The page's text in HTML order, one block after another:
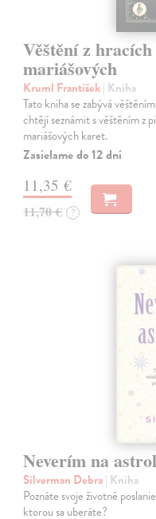
Věštění z
mariášových
Kruml František| Kniha
Tato kniha se zabývá
chtějí seznámit s věštěním z
mariášových karet.
Zasielame do 12 dní
11,35 €
11,70 € ?
Neverím na
Silverman Debra| Kniha
Poznáte svoje životné
ktorou sa uberáte?